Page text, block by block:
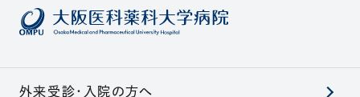
外来受診・入院の方へ